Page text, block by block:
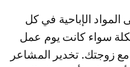
المواد الإباحية في كل
سواء كانت يوم عمل
زوجتك. تخدير المشاعر